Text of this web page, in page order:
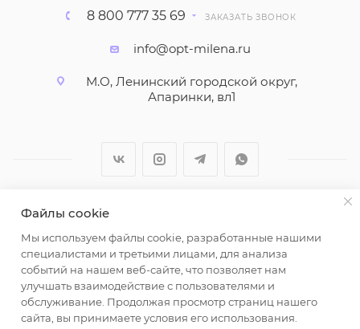
8 800 777 35 69 ЗАКАЗАТЬ ЗВОНОК
info@opt-milena.ru
М.О, Ленинский городской округ,
Апаринки, вл1
2026 © ООО "Вайт Текстиль групп"
Любая информация на сайте носит справочный
характер и не является публичной офертой
определяемой положениями пункта 2 статьи 437
Гражданского кодекса Российской Федерации.
Использование любых материалов, опубликованных
Файлы cookie
Мы используем файлы cookie, разработанные нашими
специалистами и третьими лицами, для анализа
событий на нашем веб-сайте, что позволяет нам
улучшать взаимодействие с пользователями и
обслуживание. Продолжая просмотр страниц нашего
сайта, вы принимаете условия его использования.